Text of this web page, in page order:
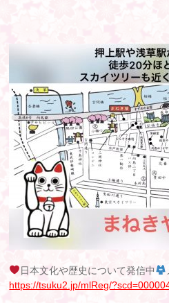
日本文化や歴史について発信中
https://tsuku2.jp/mlReg/